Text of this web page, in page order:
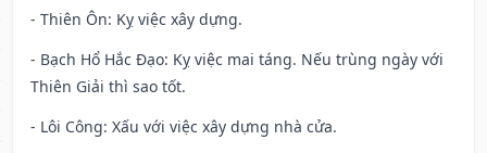
- Thiên Ôn: Kỵ việc xây dựng.
- Bạch Hổ Hắc Đạo: Kỵ việc mai táng. Nếu trùng ngày với
Thiên Giải thì sao tốt.
- Lôi Công: Xấu với việc xây dựng nhà cửa.